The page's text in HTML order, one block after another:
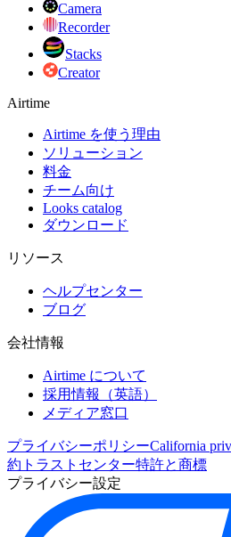
Camera
Recorder
Stacks
Creator
Airtime
Airtime を使う理由
ソリューション
料金
チーム向け
Looks catalog
ダウンロード
リソース
ヘルプセンター
ブログ
会社情報
Airtime について
採用情報（英語）
メディア窓口
プライバシーポリシーCalifornia
約 トラストセンター特許と商標
プライバシー設定